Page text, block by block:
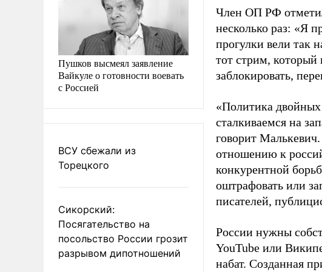
Пушков высмеял заявление
Вайкуле о готовности воевать
с Россией
ВСУ сбежали из
Торецкого
Сикорский:
Посягательство на
посольство России грозит
разрывом дипотношений
Член ОП РФ
несколько раз: «Я
прогулки вели так
тот стрим, который
заблокировать,
«Политика двойных
сталкиваемся на
говорит
отношению к
конкурентной
оштрафовать или
писателей,
России нужны
YouTube или
набат. Созданная